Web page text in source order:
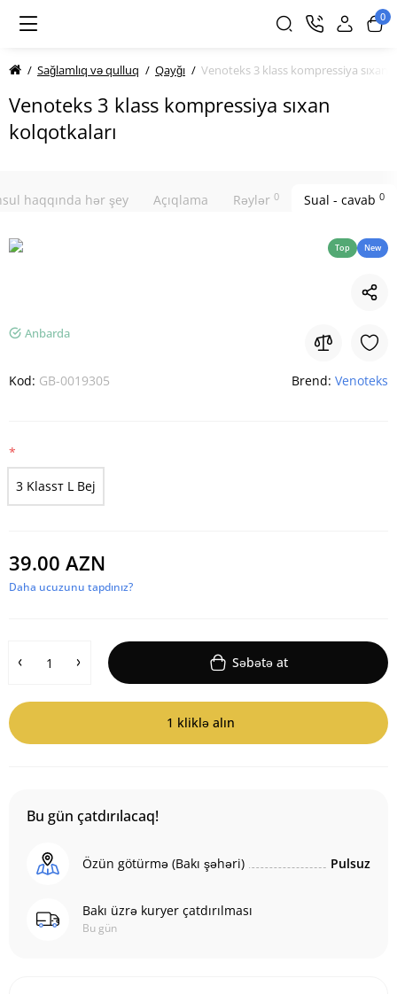
0
Sağlamlıq və qulluq Qayğı Venoteks 3 klass kompressiya sıxan
Venoteks 3 klass kompressiya sıxan
kolqotkaları
haqqında hər şey Açıqlama Rəylər 0 Sual - cavab 0
Top New
Anbarda
Kod: GB-0019305 Brend: Venoteks
3 Klassт L Bej
39.00 AZN
Daha ucuzunu tapdınız?
Səbətə at
1 kliklə alın
Bu gün çatdırılacaq!
Özün götürmə (Bakı şəhəri) Pulsuz
Bakı üzrə kuryer çatdırılması
Bu gün